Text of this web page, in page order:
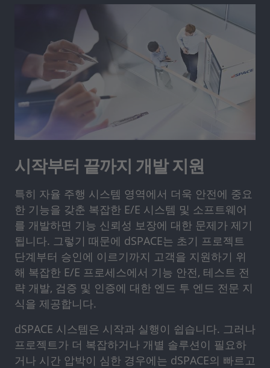
시작부터 끝까지 개발 지원
특히 자율 주행 시스템 영역에서 더욱 안전에 중요
한 기능을 갖춘 복잡한 E/E 시스템 및 소프트웨어
를 개발하면 기능 신뢰성 보장에 대한 문제가 제기
됩니다. 그렇기 때문에 dSPACE는 초기 프로젝트
단계부터 승인에 이르기까지 고객을 지원하기 위
해 복잡한 E/E 프로세스에서 기능 안전, 테스트 전
략 개발, 검증 및 인증에 대한 엔드 투 엔드 전문 지
식을 제공합니다.
dSPACE 시스템은 시작과 실행이 쉽습니다. 그러나
프로젝트가 더 복잡하거나 개별 솔루션이 필요하
거나 시간 압박이 심한 경우에는 dSPACE의 빠르고